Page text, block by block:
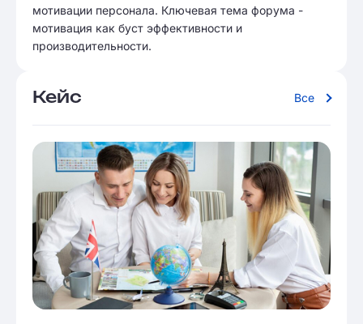
мотивации персонала. Ключевая тема форума -
мотивация как буст эффективности и
производительности.
Кейс Все